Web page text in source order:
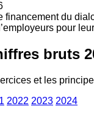
financement du
pour
bruts
et les
2022 2023 2024